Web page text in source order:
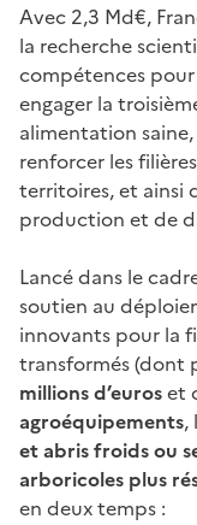
Avec 2,3 Md€,
la recherche
compétences
engager la
alimentation
renforcer les
territoires, et ainsi
production et de
Lancé dans le
soutien au
innovants pour la
transformés (dont
millions d’euroset
agroéquipements,
et abris froids ou
arboricoles plus
en deux temps :